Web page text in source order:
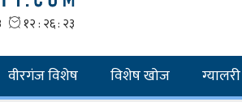
वीरगंज विशेष विशेष खोज ग्यालरी